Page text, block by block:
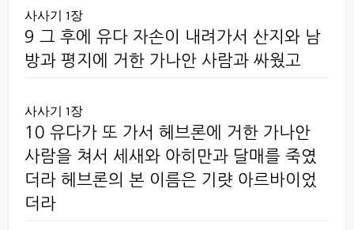
사사기 1장
9 그 후에 유다 자손이 내려가서 산지와 남
방과 평지에 거한 가나안 사람과 싸웠고
사사기 1장
10 유다가 또 가서 헤브론에 거한 가나안
사람을 쳐서 세새와 아히만과 달매를 죽였
더라 헤브론의 본 이름은 기럇 아르바이었
더라